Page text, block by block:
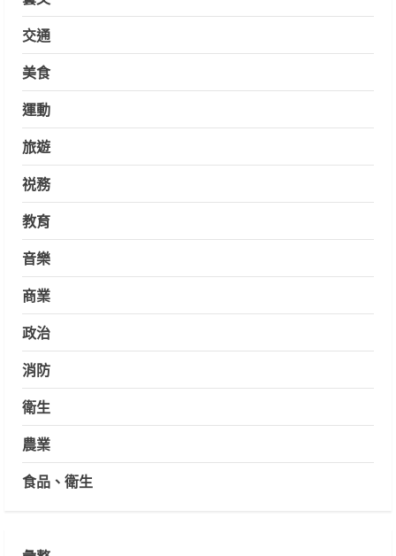
交通
美食
運動
旅遊
祱務
教育
音樂
商業
政治
消防
衛生
農業
食品、衛生